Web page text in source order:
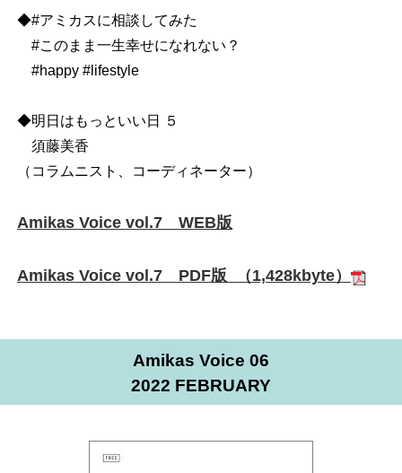
◆#アミカスに相談してみた
#このまま一生幸せになれない？
#happy #lifestyle
◆明日はもっといい日 ５
須藤美香
（コラムニスト、コーディネーター）
Amikas Voice vol.7 WEB版
Amikas Voice vol.7 PDF版 （1,428kbyte）
Amikas Voice 06
2022 FEBRUARY